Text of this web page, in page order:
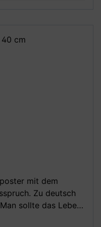
sind geringe
Artikelbild
Zu deutsch